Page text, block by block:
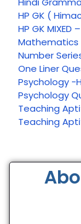
HP GK (
HP GK MIXED
Mathematics
Number
One Liner
Psychology -
Psychology
Teaching
Teaching